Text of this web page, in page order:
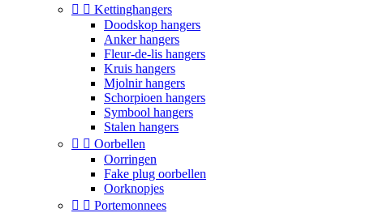
  Kettinghangers
Doodskop hangers
Anker hangers
Fleur-de-lis hangers
Kruis hangers
Mjolnir hangers
Schorpioen hangers
Symbool hangers
Stalen hangers
  Oorbellen
Oorringen
Fake plug oorbellen
Oorknopjes
  Portemonnees